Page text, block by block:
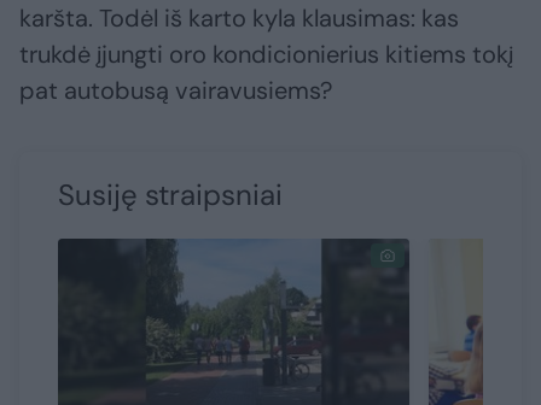
karšta. Todėl iš karto kyla klausimas: kas
trukdė įjungti oro kondicionierius kitiems tokį
pat autobusą vairavusiems?
Susiję straipsniai